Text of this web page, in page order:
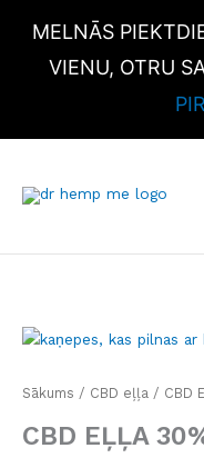
MELNĀS
VIENU, OTRU
content
Sākums / CBD eļļa / CBD
CBD EĻĻA
CBD
30%
ATKOPŠANA